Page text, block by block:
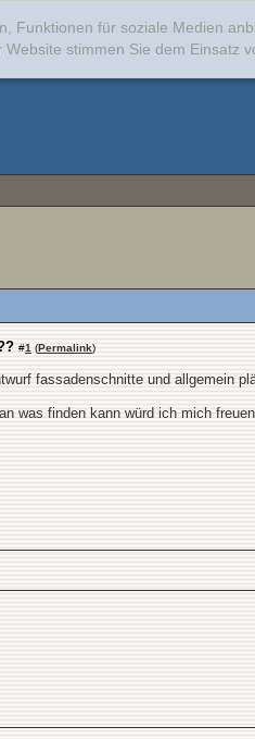
Funktionen für soziale Medien
stimmen Sie dem Einsatz
#1 (Permalink)
fassadenschnitte und allgemein
was finden kann würd ich mich